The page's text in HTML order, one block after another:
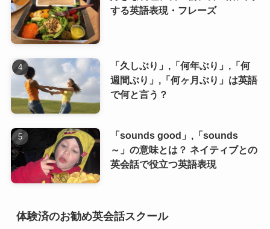
する英語表現・フレーズ
「久しぶり」,「何年ぶり」,「何
週間ぶり」,「何ヶ月ぶり」は英語
で何と言う？
「sounds good」,「sounds
～」の意味とは？ ネイティブとの
英会話で役立つ英語表現
体験済のお勧め英会話スクール